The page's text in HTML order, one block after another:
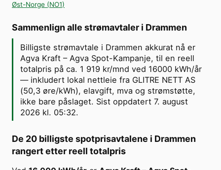
Øst-Norge (NO1)
Sammenlign alle strømavtaler i Drammen
Billigste strømavtale i Drammen akkurat nå er
Agva Kraft – Agva Spot-Kampanje, til en reell
totalpris på ca. 1 919 kr/mnd ved 16000 kWh/år
— inkludert lokal nettleie fra GLITRE NETT AS
(50,3 øre/kWh), elavgift, mva og strømstøtte,
ikke bare påslaget. Sist oppdatert 7. august
2026 kl. 05:32.
De 20 billigste spotprisavtalene i Drammen
rangert etter reell totalpris